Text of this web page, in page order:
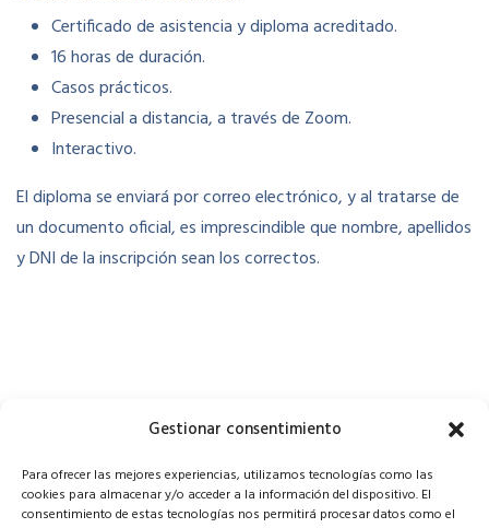
Gestionar consentimiento
Para ofrecer las mejores experiencias, utilizamos tecnologías como las
cookies para almacenar y/o acceder a la información del dispositivo. El
consentimiento de estas tecnologías nos permitirá procesar datos como el
Certificado de asistencia y diploma acreditado.
16 horas de duración.
Casos prácticos.
Presencial a distancia, a través de Zoom.
Interactivo.
El diploma se enviará por correo electrónico, y al tratarse de
un documento oficial, es imprescindible que nombre, apellidos
y DNI de la inscripción sean los correctos.